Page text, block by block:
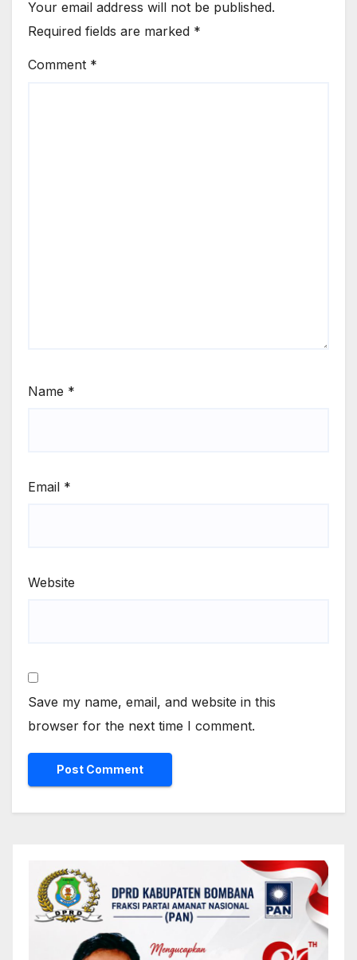
Your email address will not be published.
Required fields are marked *
Comment *
Name *
Email *
Website
Save my name, email, and website in this
browser for the next time I comment.